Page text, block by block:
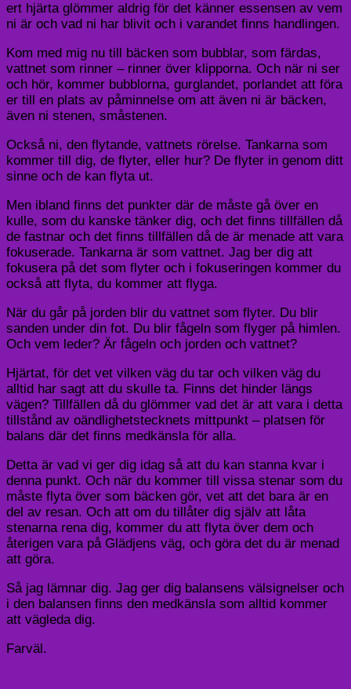
ert hjärta glömmer aldrig för det känner essensen av vem
ni är och vad ni har blivit och i varandet finns handlingen.
Kom med mig nu till bäcken som bubblar, som färdas,
vattnet som rinner – rinner över klipporna. Och när ni ser
och hör, kommer bubblorna, gurglandet, porlandet att föra
er till en plats av påminnelse om att även ni är bäcken,
även ni stenen, småstenen.
Också ni, den flytande, vattnets rörelse. Tankarna som
kommer till dig, de flyter, eller hur? De flyter in genom ditt
sinne och de kan flyta ut.
Men ibland finns det punkter där de måste gå över en
kulle, som du kanske tänker dig, och det finns tillfällen då
de fastnar och det finns tillfällen då de är menade att vara
fokuserade. Tankarna är som vattnet. Jag ber dig att
fokusera på det som flyter och i fokuseringen kommer du
också att flyta, du kommer att flyga.
När du går på jorden blir du vattnet som flyter. Du blir
sanden under din fot. Du blir fågeln som flyger på himlen.
Och vem leder? Är fågeln och jorden och vattnet?
Hjärtat, för det vet vilken väg du tar och vilken väg du
alltid har sagt att du skulle ta. Finns det hinder längs
vägen? Tillfällen då du glömmer vad det är att vara i detta
tillstånd av oändlighetstecknets mittpunkt – platsen för
balans där det finns medkänsla för alla.
Detta är vad vi ger dig idag så att du kan stanna kvar i
denna punkt. Och när du kommer till vissa stenar som du
måste flyta över som bäcken gör, vet att det bara är en
del av resan. Och att om du tillåter dig själv att låta
stenarna rena dig, kommer du att flyta över dem och
återigen vara på Glädjens väg, och göra det du är menad
att göra.
Så jag lämnar dig. Jag ger dig balansens välsignelser och
i den balansen finns den medkänsla som alltid kommer
att vägleda dig.
Farväl.